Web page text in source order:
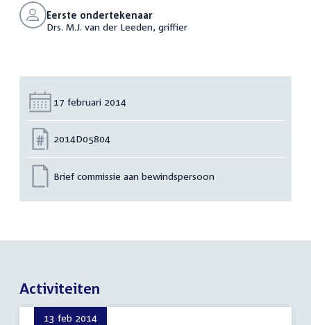
Eerste ondertekenaar
Drs. M.J. van der Leeden, griffier
Datum:
17 februari 2014
Nummer:
2014D05804
Brief commissie aan bewindspersoon
Activiteiten
13 feb 2014